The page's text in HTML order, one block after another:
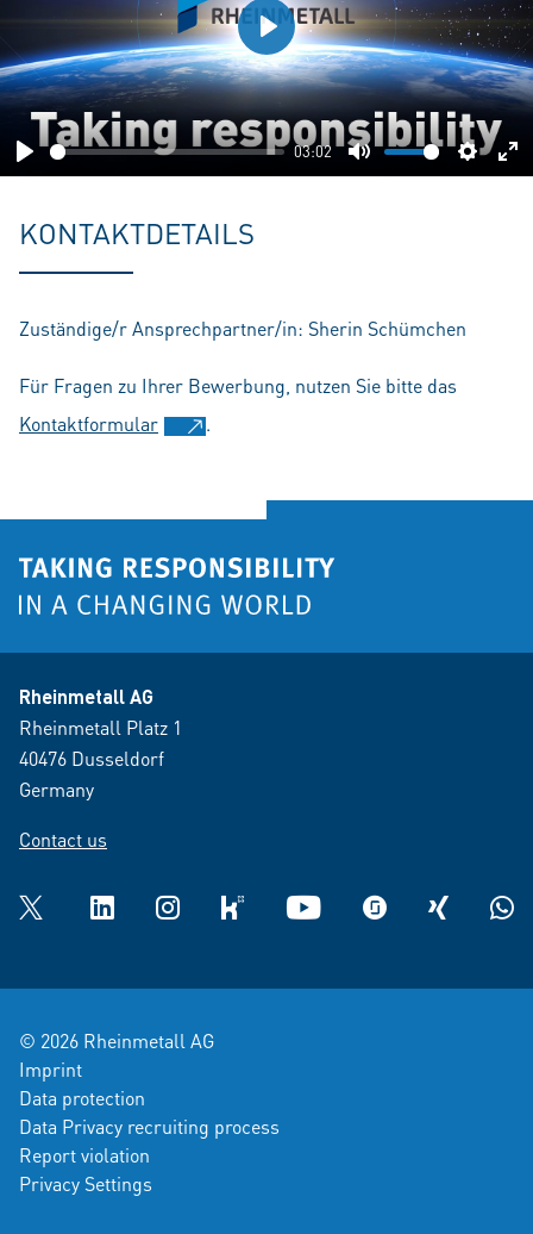
Play
03:02
Mute
Play
KONTAKTDETAILS
Zuständige/r Ansprechpartner/in: Sherin Schümchen
Für Fragen zu Ihrer Bewerbung, nutzen Sie bitte das
Kontaktformular
.
Rheinmetall AG
Rheinmetall Platz 1
40476 Dusseldorf
Germany
Contact us
Twitter LinkedInInstagramkununu YouTube glassdoorXING
© 2026 Rheinmetall AG
Imprint
Data protection
Data Privacy recruiting process
Report violation
Privacy Settings